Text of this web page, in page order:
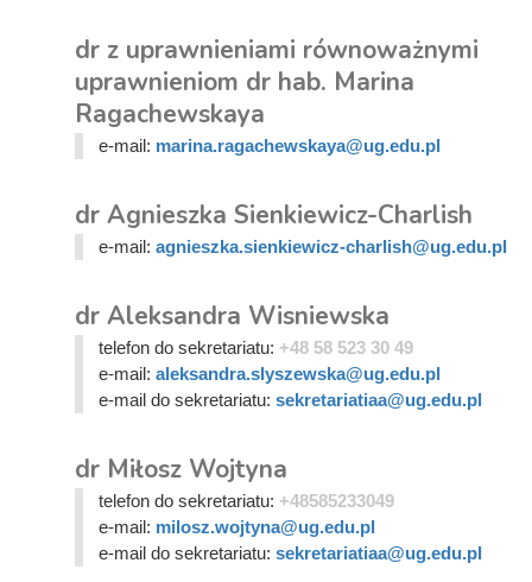
dr z uprawnieniami równoważnymi
uprawnieniom dr hab. Marina
Ragachewskaya
e-mail: marina.ragachewskaya@ug.edu.pl
dr Agnieszka Sienkiewicz-Charlish
e-mail: agnieszka.sienkiewicz-charlish@ug.edu.pl
dr Aleksandra Wisniewska
telefon do sekretariatu: +48 58 523 30 49
e-mail: aleksandra.slyszewska@ug.edu.pl
e-mail do sekretariatu: sekretariatiaa@ug.edu.pl
dr Miłosz Wojtyna
telefon do sekretariatu: +48585233049
e-mail: milosz.wojtyna@ug.edu.pl
e-mail do sekretariatu: sekretariatiaa@ug.edu.pl